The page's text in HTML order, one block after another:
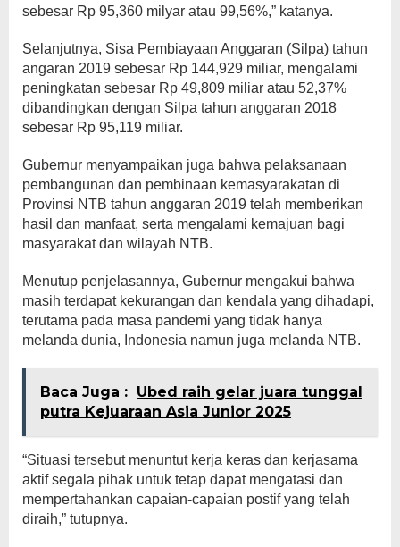
sebesar Rp 95,360 milyar atau 99,56%,” katanya.
Selanjutnya, Sisa Pembiayaan Anggaran (Silpa) tahun
angaran 2019 sebesar Rp 144,929 miliar, mengalami
peningkatan sebesar Rp 49,809 miliar atau 52,37%
dibandingkan dengan Silpa tahun anggaran 2018
sebesar Rp 95,119 miliar.
Gubernur menyampaikan juga bahwa pelaksanaan
pembangunan dan pembinaan kemasyarakatan di
Provinsi NTB tahun anggaran 2019 telah memberikan
hasil dan manfaat, serta mengalami kemajuan bagi
masyarakat dan wilayah NTB.
Menutup penjelasannya, Gubernur mengakui bahwa
masih terdapat kekurangan dan kendala yang dihadapi,
terutama pada masa pandemi yang tidak hanya
melanda dunia, Indonesia namun juga melanda NTB.
Baca Juga : Ubed raih gelar juara tunggal
putra Kejuaraan Asia Junior 2025
“Situasi tersebut menuntut kerja keras dan kerjasama
aktif segala pihak untuk tetap dapat mengatasi dan
mempertahankan capaian-capaian postif yang telah
diraih,” tutupnya.